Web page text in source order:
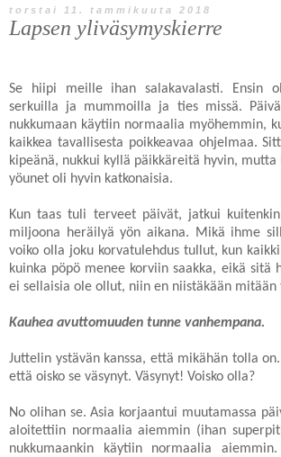
torstai 11. tammikuuta 2018
Lapsen yliväsymyskierre
Se hiipi meille ihan salakavalasti. Ensin
serkuilla ja mummoilla ja ties missä.
nukkumaan käytiin normaalia myöhemmin,
kaikkea tavallisesta poikkeavaa ohjelmaa.
kipeänä, nukkui kyllä päikkäreitä hyvin, mutta
yöunet oli hyvin katkonaisia.
Kun taas tuli terveet päivät, jatkui
miljoona heräilyä yön aikana. Mikä ihme
voiko olla joku korvatulehdus tullut, kun
kuinka pöpö menee korviin saakka, eikä sitä
ei sellaisia ole ollut, niin en niistäkään mitään
Kauhea avuttomuuden tunne vanhempana.
Juttelin ystävän kanssa, että mikähän tolla
että oisko se väsynyt. Väsynyt! Voisko olla?
No olihan se. Asia korjaantui muutamassa
aloitettiin normaalia aiemmin (ihan
nukkumaankin käytiin normaalia